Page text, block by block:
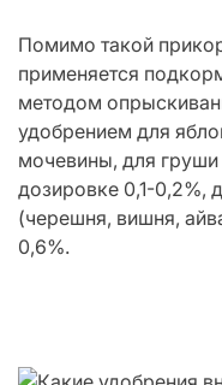
Помимо такой
применяется
методом
удобрением для
мочевины, для груши
дозировке 0,1-0,2%,
(черешня, вишня,
0,6%.